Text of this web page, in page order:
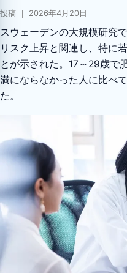
投稿 ｜ 2026年4月20日
スウェーデンの大規模研究
リスク上昇と関連し、特に
とが示された。17～29歳で
満にならなかった人に比べ
た。